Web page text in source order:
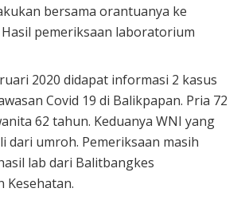
bersama orantuanya ke
pemeriksaan laboratorium
2020 didapat informasi 2 kasus
Covid 19 di Balikpapan. Pria 72
62 tahun. Keduanya WNI yang
dari umroh. Pemeriksaan masih
lab dari Balitbangkes
Kesehatan.